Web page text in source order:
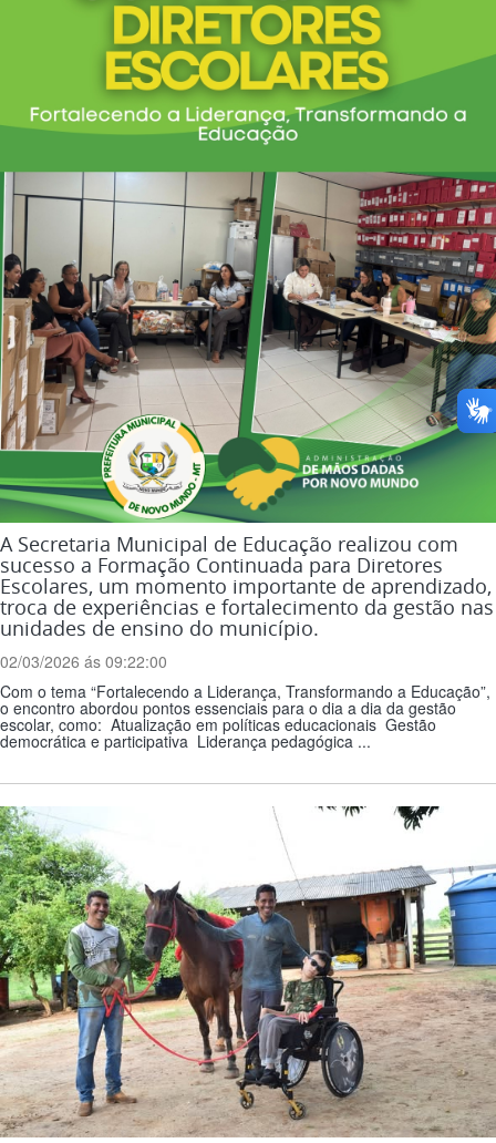
A Secretaria Municipal de Educação realizou com
sucesso a Formação Continuada para Diretores
Escolares, um momento importante de aprendizado,
troca de experiências e fortalecimento da gestão nas
unidades de ensino do município.
02/03/2026 ás 09:22:00
Com o tema “Fortalecendo a Liderança, Transformando a Educação”,
o encontro abordou pontos essenciais para o dia a dia da gestão
escolar, como: Atualização em políticas educacionais Gestão
democrática e participativa Liderança pedagógica ...